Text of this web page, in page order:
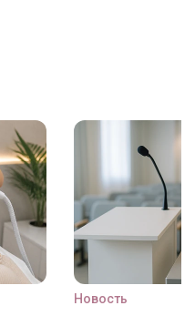
Новость